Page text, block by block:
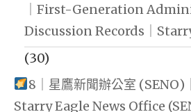
｜First-Generation
Discussion Records｜
(30)
8｜星鷹新聞辦公室 (SENO)
Starry Eagle News Office